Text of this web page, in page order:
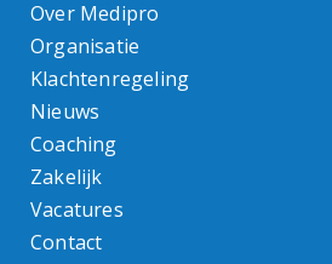
Over Medipro
Organisatie
Klachtenregeling
Nieuws
Coaching
Zakelijk
Vacatures
Contact